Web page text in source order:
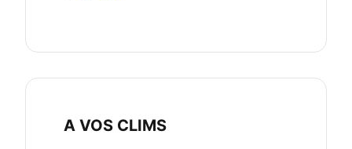
A VOS CLIMS